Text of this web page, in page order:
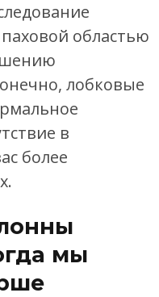
областью
лобковые
в
более
мы